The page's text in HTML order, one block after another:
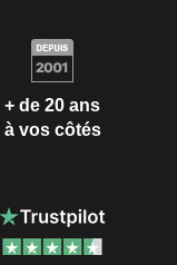
+ de 20 ans
à vos côtés